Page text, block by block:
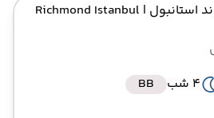
استانبول | Richmond Istanbul
4 شب BB